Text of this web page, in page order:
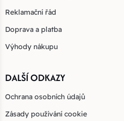
Reklamační řád
Doprava a platba
Výhody nákupu
DALŠÍ ODKAZY
Ochrana osobních údajů
Zásady používání cookie